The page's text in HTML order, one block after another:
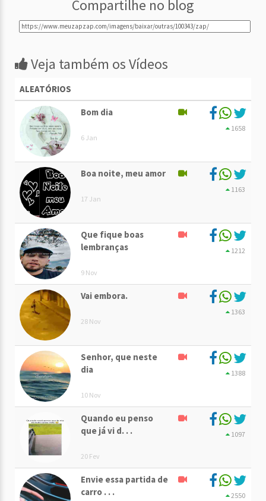
Compartilhe no blog
Veja também os Vídeos
ALEATÓRIOS
Bom dia
6 Jan
1658
Boa noite, meu amor
17 Jan
1163
Que fique boas
lembranças
9 Nov
1212
Vai embora.
28 Nov
1363
Senhor, que neste
dia
10 Nov
1388
Quando eu penso
que já vi d. . .
20 Fev
1097
Envie essa partida de
carro . . .
2550